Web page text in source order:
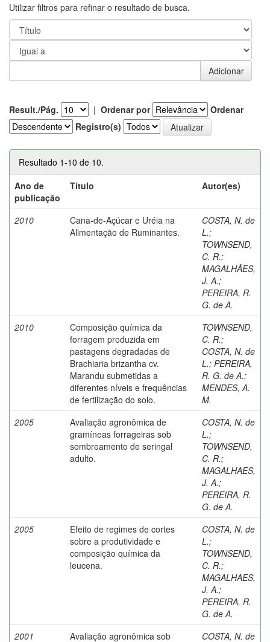
Utilizar filtros para refinar o resultado de busca.
Result./Pág. | Ordenar por
Ordenar
Registro(s)
Resultado 1-10 de 10.
Ano de
publicação
Título Autor(es)
2010
Cana-de-Açúcar e Uréia na
Alimentação de Ruminantes.
COSTA, N. de
L.;
TOWNSEND,
C. R.;
MAGALHÃES,
J. A.;
PEREIRA, R.
G. de A.
2010
Composição química da
forragem produzida em
pastagens degradadas de
Brachiaria brizantha cv.
Marandu submetidas a
diferentes níveis e frequências
de fertilização do solo.
TOWNSEND,
C. R.;
COSTA, N. de
L.; PEREIRA,
R. G. de A.;
MENDES, A.
M.
2005
Avaliação agronômica de
gramíneas forrageiras sob
sombreamento de seringal
adulto.
COSTA, N. de
L.;
TOWNSEND,
C. R.;
MAGALHAES,
J. A.;
PEREIRA, R.
G. de A.
2005
Efeito de regimes de cortes
sobre a produtividade e
composição química da
leucena.
COSTA, N. de
L.;
TOWNSEND,
C. R.;
MAGALHAES,
J. A.;
PEREIRA, R.
G. de A.
2001
Avaliação agronômica sob
COSTA, N. de